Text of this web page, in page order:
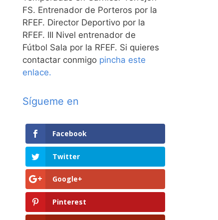
FS. Entrenador de Porteros por la
RFEF. Director Deportivo por la
RFEF. III Nivel entrenador de
Fútbol Sala por la RFEF. Si quieres
contactar conmigo pincha este
enlace.
Sígueme en
Facebook
Twitter
Google+
Pinterest